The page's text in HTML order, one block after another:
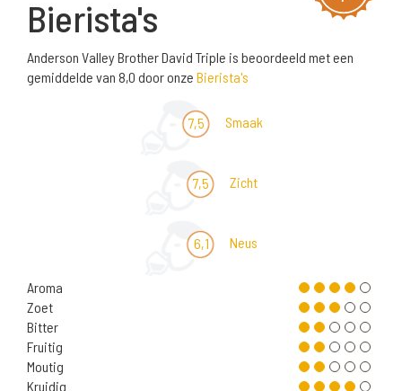
Bierista's
Anderson Valley Brother David Triple is beoordeeld met een
gemiddelde van 8,0 door onze Bierista's
7,5 Smaak
7,5 Zicht
6,1 Neus
Aroma
Zoet
Bitter
Fruitig
Moutig
Kruidig